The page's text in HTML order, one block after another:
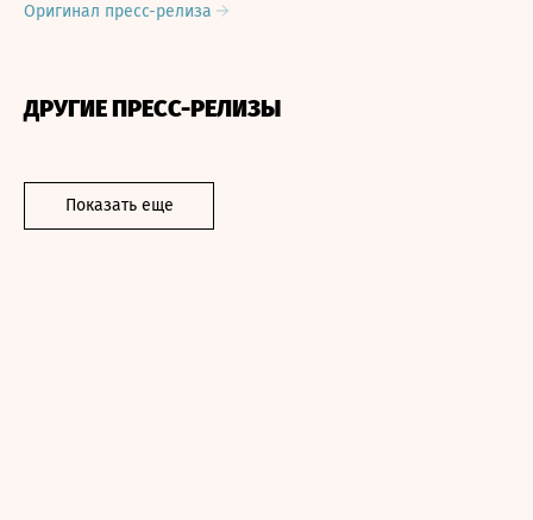
Оригинал пресс-релиза
ДРУГИЕ ПРЕСС-РЕЛИЗЫ
Показать еще